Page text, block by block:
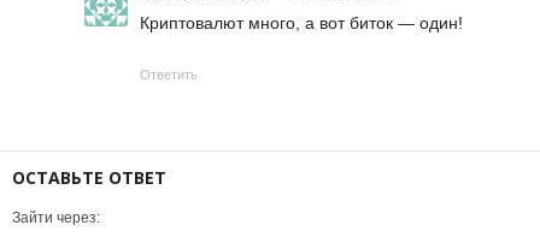
Криптовалют много, а вот биток — один!
Ответить
ОСТАВЬТЕ ОТВЕТ
Зайти через: